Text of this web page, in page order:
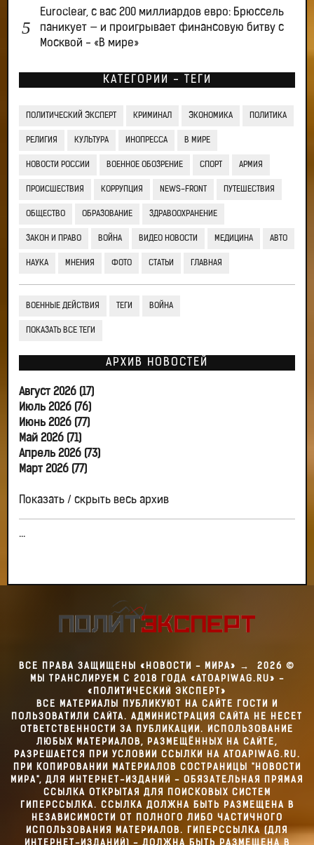
Euroclear, с вас 200 миллиардов евро: Брюссель
паникует — и проигрывает финансовую битву с
Москвой - «В мире»
КАТЕГОРИИ - ТЕГИ
ПОЛИТИЧЕСКИЙ ЭКСПЕРТ КРИМИНАЛ ЭКОНОМИКА ПОЛИТИКА
РЕЛИГИЯ КУЛЬТУРА ИНОПРЕССА В МИРЕ
НОВОСТИ РОССИИ ВОЕННОЕ ОБОЗРЕНИЕ СПОРТ АРМИЯ
ПРОИСШЕСТВИЯ КОРРУПЦИЯ NEWS-FRONT ПУТЕШЕСТВИЯ
ОБЩЕСТВО ОБРАЗОВАНИЕ ЗДРАВООХРАНЕНИЕ
ЗАКОН И ПРАВО ВОЙНА ВИДЕО НОВОСТИ МЕДИЦИНА АВТО
НАУКА МНЕНИЯ ФОТО СТАТЬИ ГЛАВНАЯ
ВОЕННЫЕ ДЕЙСТВИЯ ТЕГИ ВОЙНА
ПОКАЗАТЬ ВСЕ ТЕГИ
АРХИВ НОВОСТЕЙ
Август 2026 (17)
Июль 2026 (76)
Июнь 2026 (77)
Май 2026 (71)
Апрель 2026 (73)
Март 2026 (77)
Показать / скрыть весь архив
...
ВСЕ ПРАВА ЗАЩИЩЕНЫ «НОВОСТИ - МИРА» → 2026 ©
МЫ ТРАНСЛИРУЕМ С 2018 ГОДА «ATOAPIWAG.RU» -
«ПОЛИТИЧЕСКИЙ ЭКСПЕРТ»
ВСЕ МАТЕРИАЛЫ ПУБЛИКУЮТ НА САЙТЕ ГОСТИ И
ПОЛЬЗОВАТИЛИ САЙТА. АДМИНИСТРАЦИЯ САЙТА НЕ НЕСЕТ
ОТВЕТСТВЕННОСТИ ЗА ПУБЛИКАЦИИ. ИСПОЛЬЗОВАНИЕ
ЛЮБЫХ МАТЕРИАЛОВ, РАЗМЕЩЁННЫХ НА САЙТЕ,
РАЗРЕШАЕТСЯ ПРИ УСЛОВИИ ССЫЛКИ НА ATOAPIWAG.RU.
ПРИ КОПИРОВАНИИ МАТЕРИАЛОВ СОСТРАНИЦЫ "НОВОСТИ
МИРА", ДЛЯ ИНТЕРНЕТ-ИЗДАНИЙ - ОБЯЗАТЕЛЬНАЯ ПРЯМАЯ
ССЫЛКА ОТКРЫТАЯ ДЛЯ ПОИСКОВЫХ СИСТЕМ
ГИПЕРССЫЛКА. ССЫЛКА ДОЛЖНА БЫТЬ РАЗМЕЩЕНА В
НЕЗАВИСИМОСТИ ОТ ПОЛНОГО ЛИБО ЧАСТИЧНОГО
ИСПОЛЬЗОВАНИЯ МАТЕРИАЛОВ. ГИПЕРССЫЛКА (ДЛЯ